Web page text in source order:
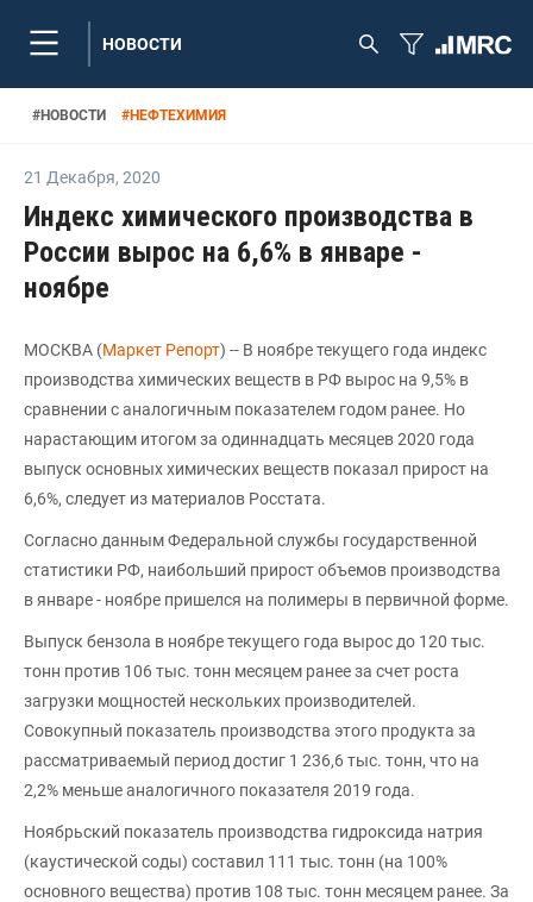
НОВОСТИ
#НОВОСТИ #НЕФТЕХИМИЯ
21 Декабря, 2020
Индекс химического производства в
России вырос на 6,6% в январе -
ноябре
МОСКВА (Маркет Репорт) -- В ноябре текущего года индекс
производства химических веществ в РФ вырос на 9,5% в
сравнении с аналогичным показателем годом ранее. Но
нарастающим итогом за одиннадцать месяцев 2020 года
выпуск основных химических веществ показал прирост на
6,6%, следует из материалов Росстата.
Согласно данным Федеральной службы государственной
статистики РФ, наибольший прирост объемов производства
в январе - ноябре пришелся на полимеры в первичной форме.
Выпуск бензола в ноябре текущего года вырос до 120 тыс.
тонн против 106 тыс. тонн месяцем ранее за счет роста
загрузки мощностей нескольких производителей.
Совокупный показатель производства этого продукта за
рассматриваемый период достиг 1 236,6 тыс. тонн, что на
2,2% меньше аналогичного показателя 2019 года.
Ноябрьский показатель производства гидроксида натрия
(каустической соды) составил 111 тыс. тонн (на 100%
основного вещества) против 108 тыс. тонн месяцем ранее. За